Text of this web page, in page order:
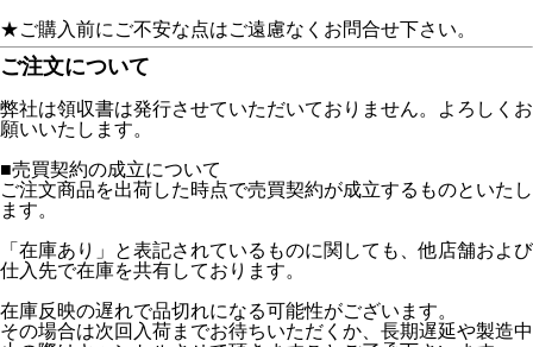
★ご購入前にご不安な点はご遠慮なくお問合せ下さい。
ご注文について
弊社は領収書は発行させていただいておりません。よろしくお
願いいたします。
■売買契約の成立について
ご注文商品を出荷した時点で売買契約が成立するものといたし
ます。
「在庫あり」と表記されているものに関しても、他店舗および
仕入先で在庫を共有しております。
在庫反映の遅れで品切れになる可能性がございます。
その場合は次回入荷までお待ちいただくか、長期遅延や製造中